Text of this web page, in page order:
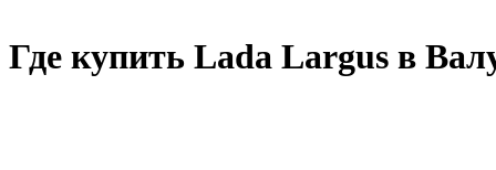
Где купить Lada Largus в